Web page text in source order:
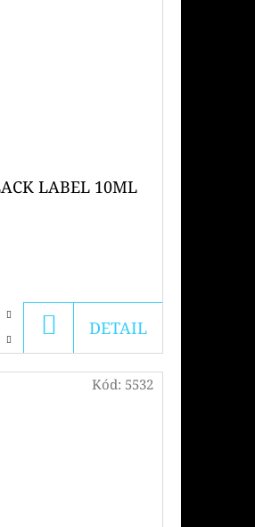
LABEL 10ML
KOŠÍKU
DETAIL
Kód: 5532